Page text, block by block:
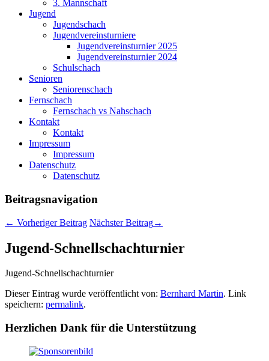
3. Mannschaft
Jugend
Jugendschach
Jugendvereinsturniere
Jugendvereinsturnier 2025
Jugendvereinsturnier 2024
Schulschach
Senioren
Seniorenschach
Fernschach
Fernschach vs Nahschach
Kontakt
Kontakt
Impressum
Impressum
Datenschutz
Datenschutz
Beitragsnavigation
← Vorheriger Beitrag Nächster Beitrag→
Jugend-Schnellschachturnier
Jugend-Schnellschachturnier
Dieser Eintrag wurde veröffentlicht von: Bernhard Martin. Link
speichern: permalink.
Herzlichen Dank für die Unterstützung